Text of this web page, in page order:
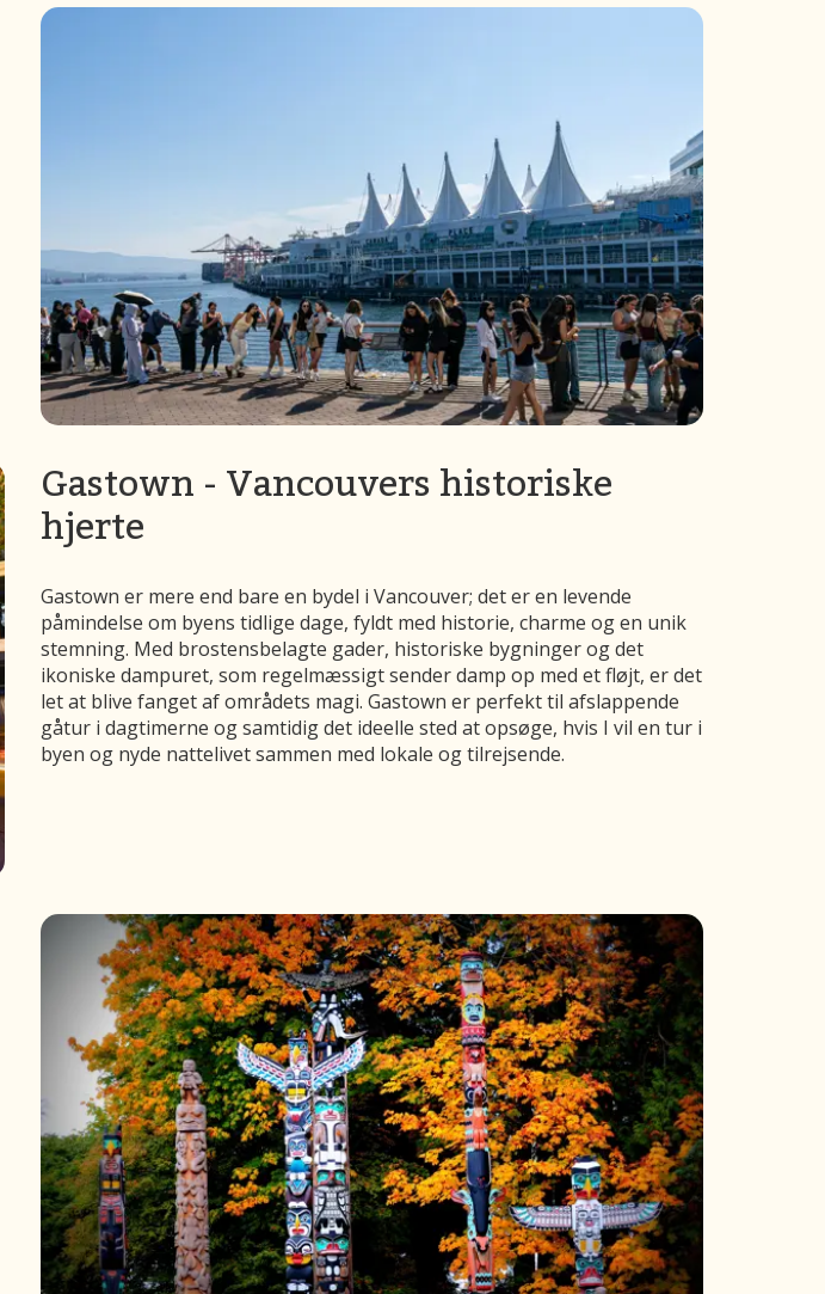
Gastown - Vancouvers historiske
hjerte
Gastown er mere end bare en bydel i Vancouver; det er en levende
påmindelse om byens tidlige dage, fyldt med historie, charme og en unik
stemning. Med brostensbelagte gader, historiske bygninger og det
ikoniske dampuret, som regelmæssigt sender damp op med et fløjt, er det
let at blive fanget af områdets magi. Gastown er perfekt til afslappende
gåtur i dagtimerne og samtidig det ideelle sted at opsøge, hvis I vil en tur i
byen og nyde nattelivet sammen med lokale og tilrejsende.